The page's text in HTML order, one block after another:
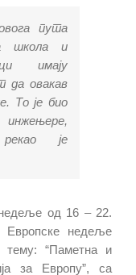
пута
школа и
имају
да овакав
То је био
је
од 16 – 22.
Европске недеље
тему: “Паметна и
за Европу”, са